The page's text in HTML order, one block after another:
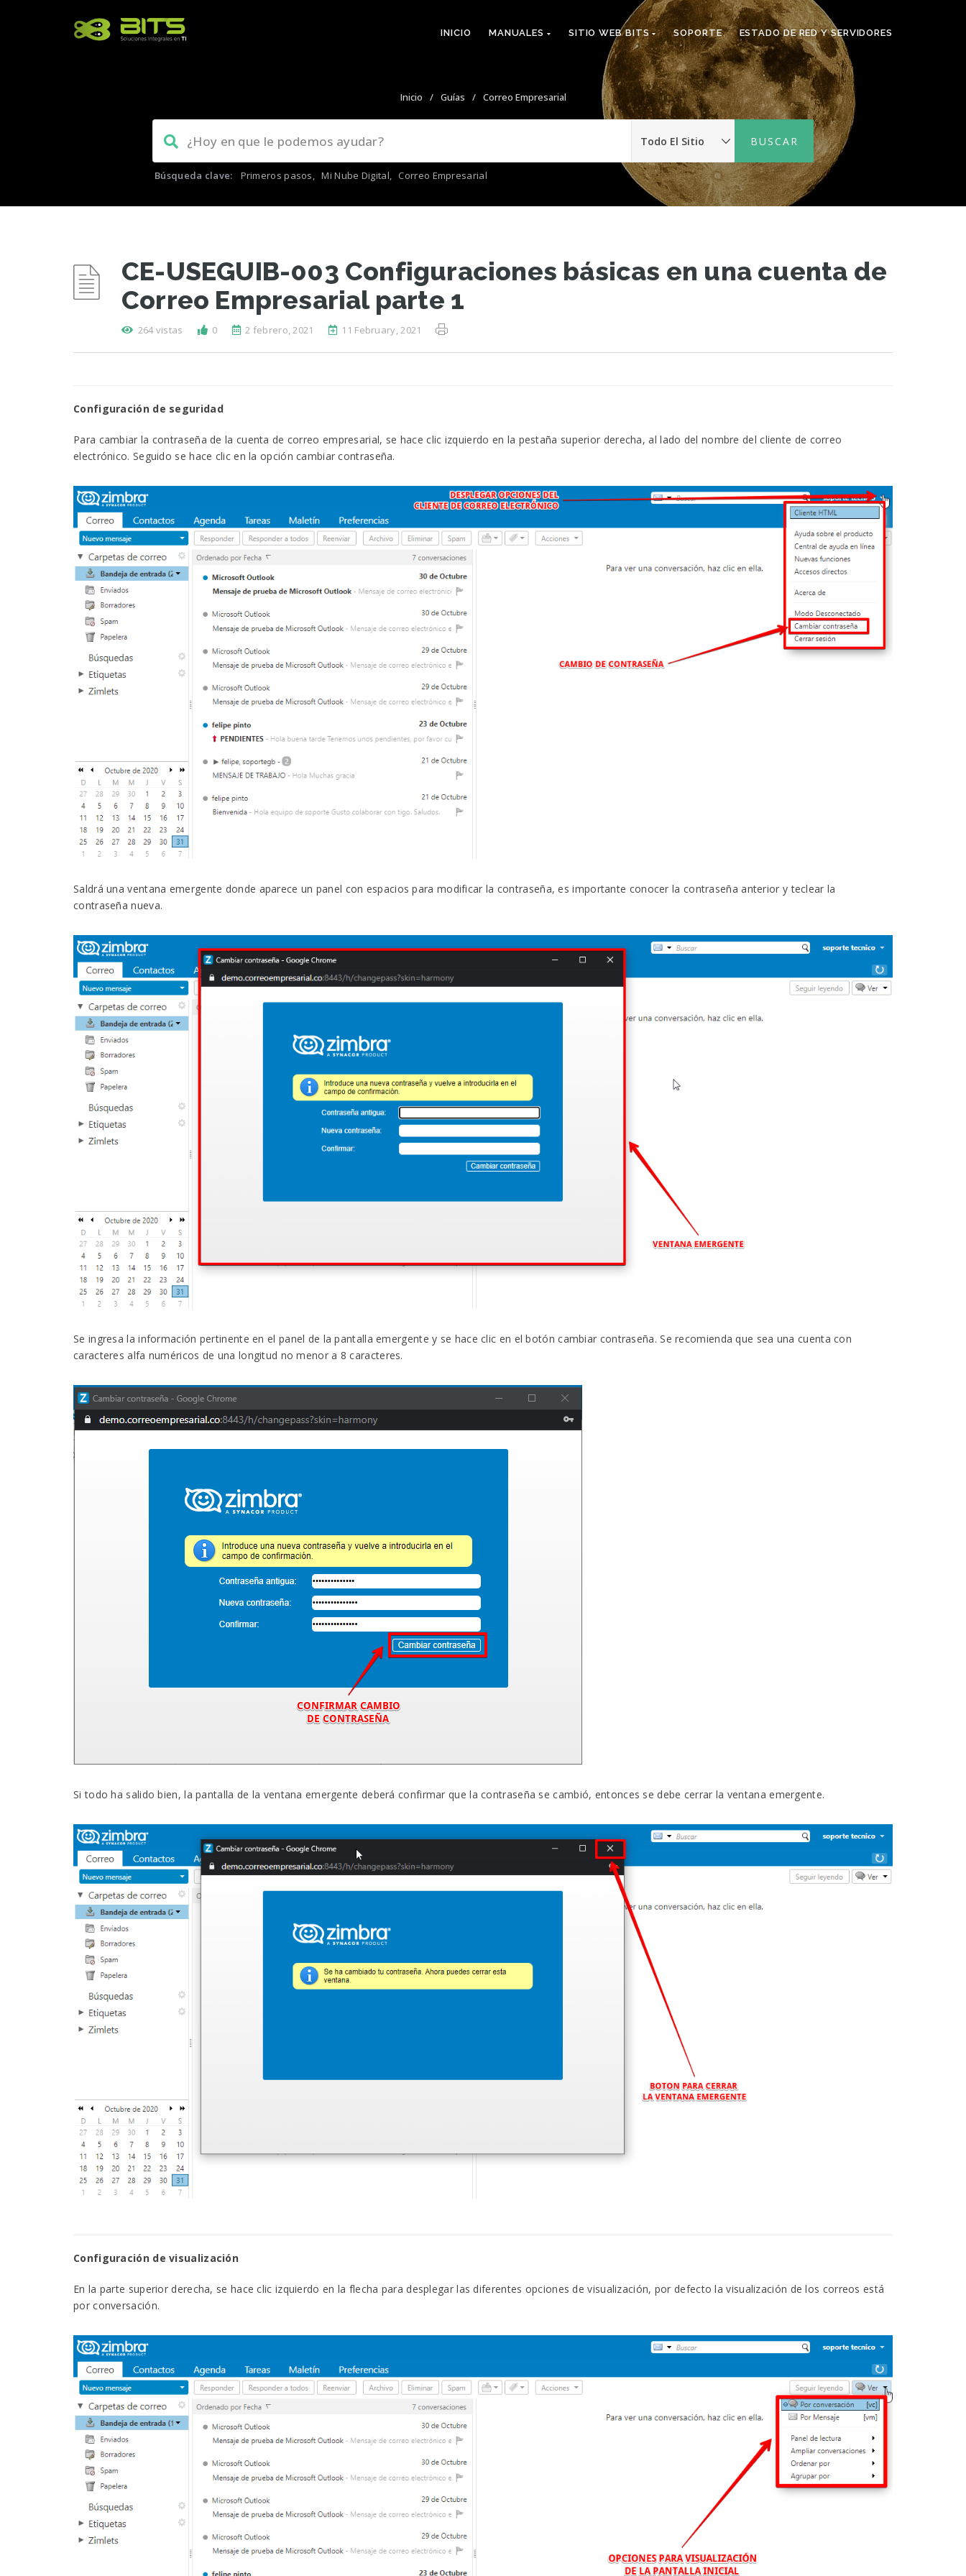
INICIO MANUALES SITIO WEB BITS SOPORTE ESTADO DE RED Y SERVIDORES
Inicio / Guías / Correo Empresarial
Búsqueda clave: Primeros pasos, Mi Nube Digital, Correo Empresarial
CE-USEGUIB-003 Configuraciones básicas en una cuenta de
Correo Empresarial parte 1
264 vistas 0 2 febrero, 2021 11 February, 2021
Configuración de seguridad
Para cambiar la contraseña de la cuenta de correo empresarial, se hace clic izquierdo en la pestaña superior derecha, al lado del nombre del cliente de correo
electrónico. Seguido se hace clic en la opción cambiar contraseña.
Saldrá una ventana emergente donde aparece un panel con espacios para modificar la contraseña, es importante conocer la contraseña anterior y teclear la
contraseña nueva.
Se ingresa la información pertinente en el panel de la pantalla emergente y se hace clic en el botón cambiar contraseña. Se recomienda que sea una cuenta con
caracteres alfa numéricos de una longitud no menor a 8 caracteres.
Si todo ha salido bien, la pantalla de la ventana emergente deberá confirmar que la contraseña se cambió, entonces se debe cerrar la ventana emergente.
Configuración de visualización
En la parte superior derecha, se hace clic izquierdo en la flecha para desplegar las diferentes opciones de visualización, por defecto la visualización de los correos está
por conversación.